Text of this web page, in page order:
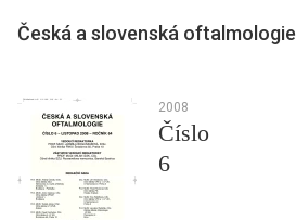
Česká a slovenská oftalmologie
2008
Číslo
6